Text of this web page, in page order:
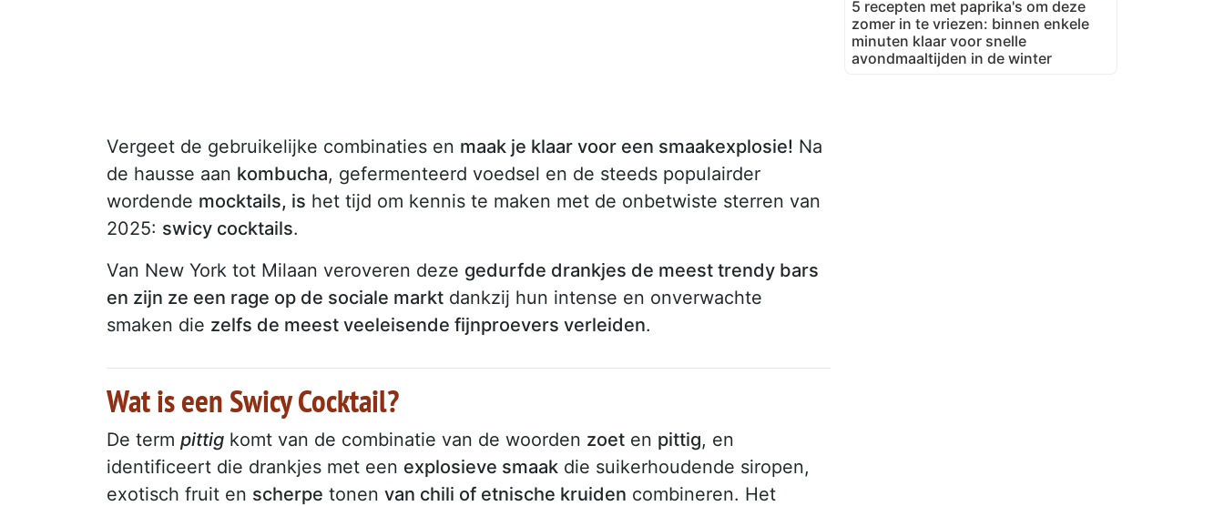
Vergeet de gebruikelijke combinaties en maak je klaar voor een smaakexplosie! Na
de hausse aan kombucha, gefermenteerd voedsel en de steeds populairder
wordende mocktails, is het tijd om kennis te maken met de onbetwiste sterren van
2025: swicy cocktails.
Van New York tot Milaan veroveren deze gedurfde drankjes de meest trendy bars
en zijn ze een rage op de sociale markt dankzij hun intense en onverwachte
smaken die zelfs de meest veeleisende fijnproevers verleiden.
Wat is een Swicy Cocktail?
De term pittig komt van de combinatie van de woorden zoet en pittig, en
identificeert die drankjes met een explosieve smaak die suikerhoudende siropen,
exotisch fruit en scherpe tonen van chili of etnische kruiden combineren. Het
5 recepten met paprika's om deze
zomer in te vriezen: binnen enkele
minuten klaar voor snelle
avondmaaltijden in de winter